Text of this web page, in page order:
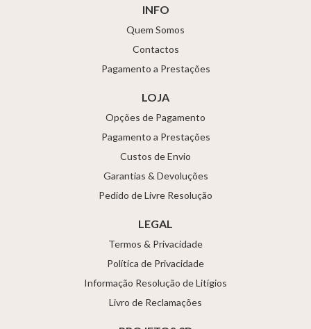
INFO
Quem Somos
Contactos
Pagamento a Prestações
LOJA
Opções de Pagamento
Pagamento a Prestações
Custos de Envio
Garantias & Devoluções
Pedido de Livre Resolução
LEGAL
Termos & Privacidade
Política de Privacidade
Informação Resolução de Litígios
Livro de Reclamações